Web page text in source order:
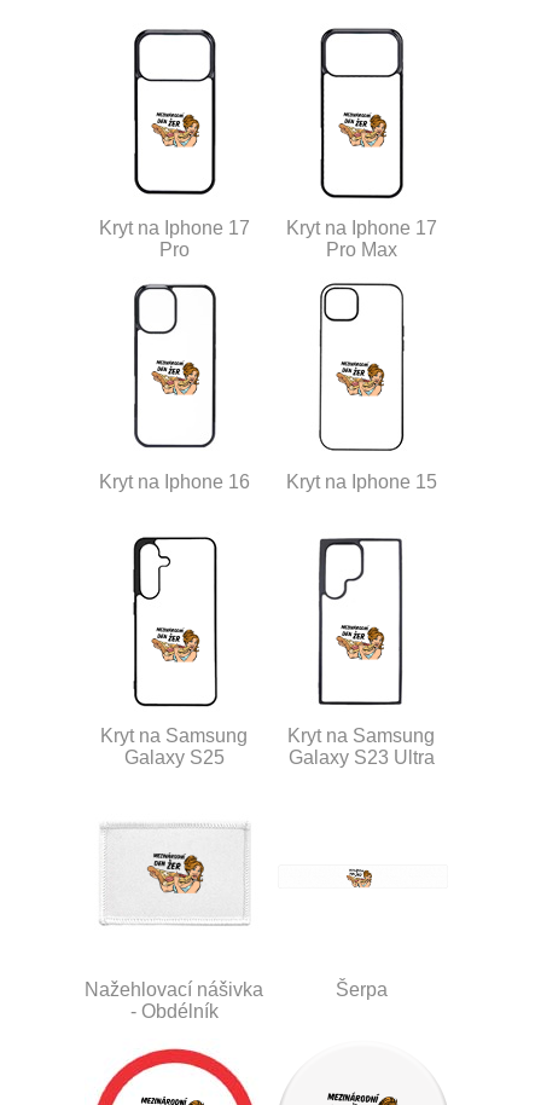
Kryt na Iphone 17
Pro
Kryt na Iphone 17
Pro Max
Kryt na Iphone 16 Kryt na Iphone 15
Kryt na Samsung
Galaxy S25
Kryt na Samsung
Galaxy S23 Ultra
Nažehlovací nášivka
- Obdélník
Šerpa